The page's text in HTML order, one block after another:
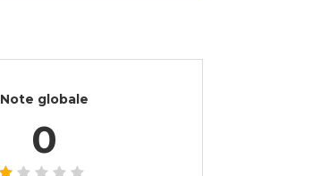
Note globale
0